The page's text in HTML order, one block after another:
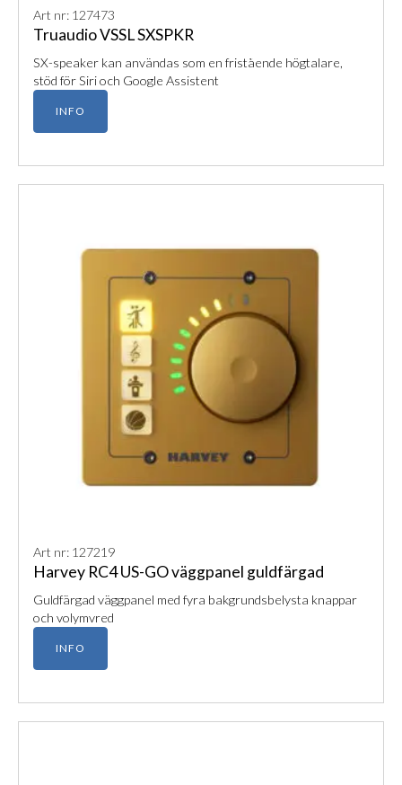
Art nr: 127473
Truaudio VSSL SXSPKR
SX-speaker kan användas som en fristående högtalare,
stöd för Siri och Google Assistent
INFO
Art nr: 127219
Harvey RC4 US-GO väggpanel guldfärgad
Guldfärgad väggpanel med fyra bakgrundsbelysta knappar
och volymvred
INFO